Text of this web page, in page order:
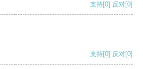
支持[0] 反对[0]
支持[0] 反对[0]